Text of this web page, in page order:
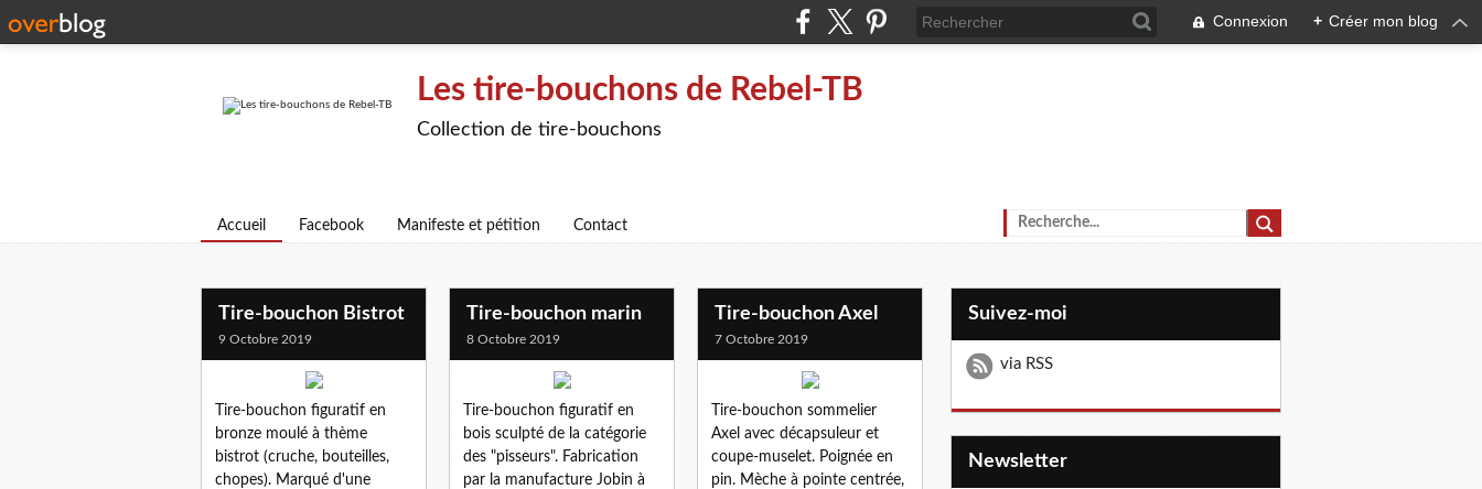
Connexion + Créer mon blog
Les tire-bouchons de Rebel-TB
Collection de tire-bouchons
Accueil Facebook Manifeste et pétition Contact
Tire-bouchon Bistrot
9 Octobre 2019
Tire-bouchon figuratif en
bronze moulé à thème
bistrot (cruche, bouteilles,
chopes). Marqué d'une
Tire-bouchon marin
8 Octobre 2019
Tire-bouchon figuratif en
bois sculpté de la catégorie
des "pisseurs". Fabrication
par la manufacture Jobin à
Tire-bouchon Axel
7 Octobre 2019
Tire-bouchon sommelier
Axel avec décapsuleur et
coupe-muselet. Poignée en
pin. Mèche à pointe centrée,
Suivez-moi
via RSS
Newsletter